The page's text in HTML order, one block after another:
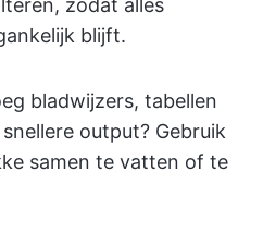
zodat alles
blijft.
bladwijzers, tabellen
output? Gebruik
samen te vatten of te